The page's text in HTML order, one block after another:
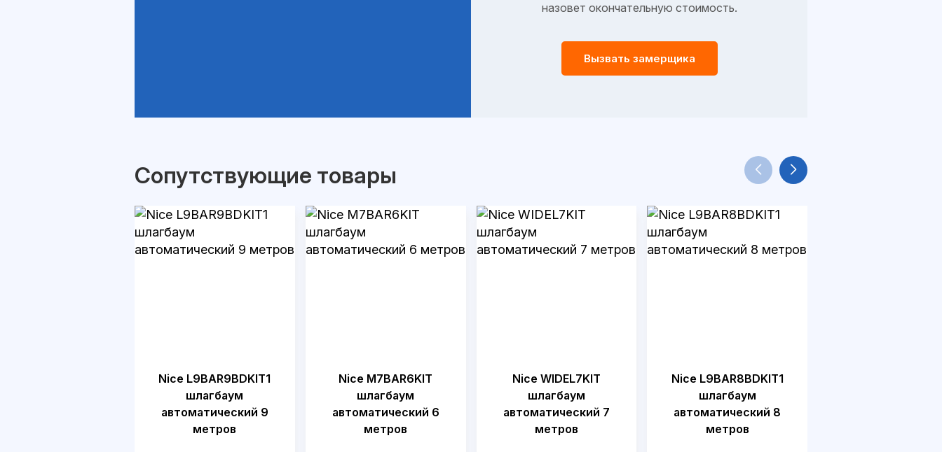
назовет окончательную стоимость.
Вызвать замерщика
Сопутствующие товары
Nice L9BAR9BDKIT1
шлагбаум
автоматический 9
метров
Nice M7BAR6KIT
шлагбаум
автоматический 6
метров
Nice WIDEL7KIT
шлагбаум
автоматический 7
метров
Nice L9BAR8BDKIT1
шлагбаум
автоматический 8
метров